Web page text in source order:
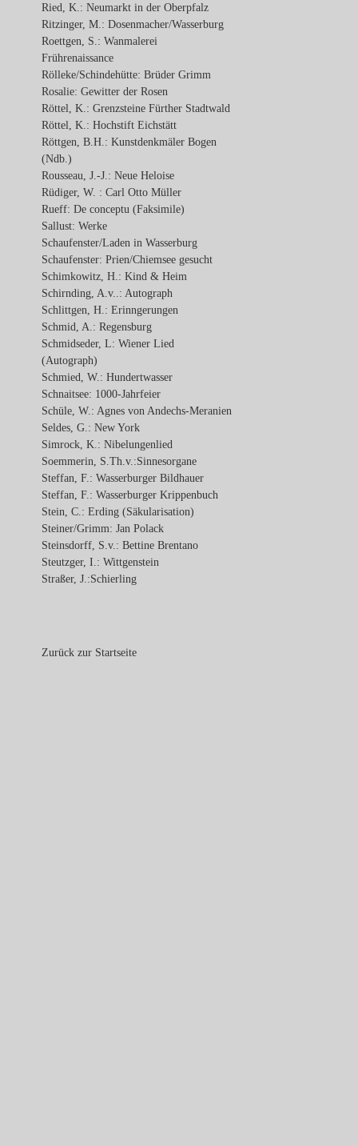
Ried, K.: Neumarkt in der Oberpfalz
Ritzinger, M.: Dosenmacher/Wasserburg
Roettgen, S.: Wanmalerei
Frührenaissance
Rölleke/Schindehütte: Brüder Grimm
Rosalie: Gewitter der Rosen
Röttel, K.: Grenzsteine Fürther Stadtwald
Röttel, K.: Hochstift Eichstätt
Röttgen, B.H.: Kunstdenkmäler Bogen
(Ndb.)
Rousseau, J.-J.: Neue Heloise
Rüdiger, W. : Carl Otto Müller
Rueff: De conceptu (Faksimile)
Sallust: Werke
Schaufenster/Laden in Wasserburg
Schaufenster: Prien/Chiemsee gesucht
Schimkowitz, H.: Kind & Heim
Schirnding, A.v..: Autograph
Schlittgen, H.: Erinngerungen
Schmid, A.: Regensburg
Schmidseder, L: Wiener Lied
(Autograph)
Schmied, W.: Hundertwasser
Schnaitsee: 1000-Jahrfeier
Schüle, W.: Agnes von Andechs-Meranien
Seldes, G.: New York
Simrock, K.: Nibelungenlied
Soemmerin, S.Th.v.:Sinnesorgane
Steffan, F.: Wasserburger Bildhauer
Steffan, F.: Wasserburger Krippenbuch
Stein, C.: Erding (Säkularisation)
Steiner/Grimm: Jan Polack
Steinsdorff, S.v.: Bettine Brentano
Steutzger, I.: Wittgenstein
Straßer, J.:Schierling
Zurück zur Startseite